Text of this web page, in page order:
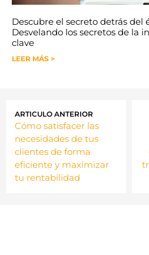
Descubre el secreto detrás del
Desvelando los secretos de la
clave
LEER MÁS >
ARTICULO ANTERIOR
Cómo satisfacer las
necesidades de tus
clientes de forma
eficiente y maximizar
tu rentabilidad